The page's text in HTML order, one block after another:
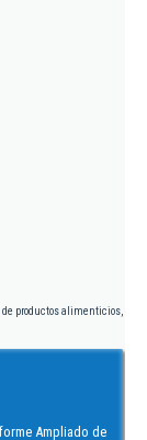
de productos alimenticios,
Ampliado de